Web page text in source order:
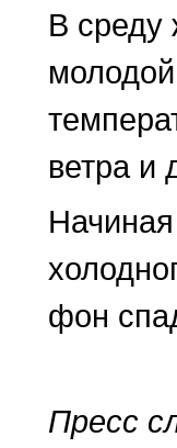
В среду
ветра и
фон
Пресс